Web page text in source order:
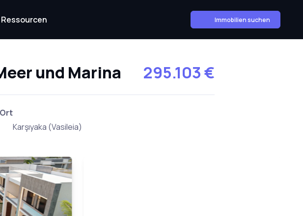
Ressourcen Immobilien suchen
und Marina 295.103 €
Ort
Karşıyaka (Vasileia)